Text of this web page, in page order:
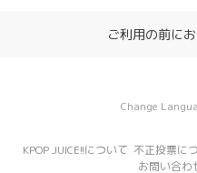
ご利用の前に
Change
KPOP JUICE!!について 不正投票に
お問い合わ